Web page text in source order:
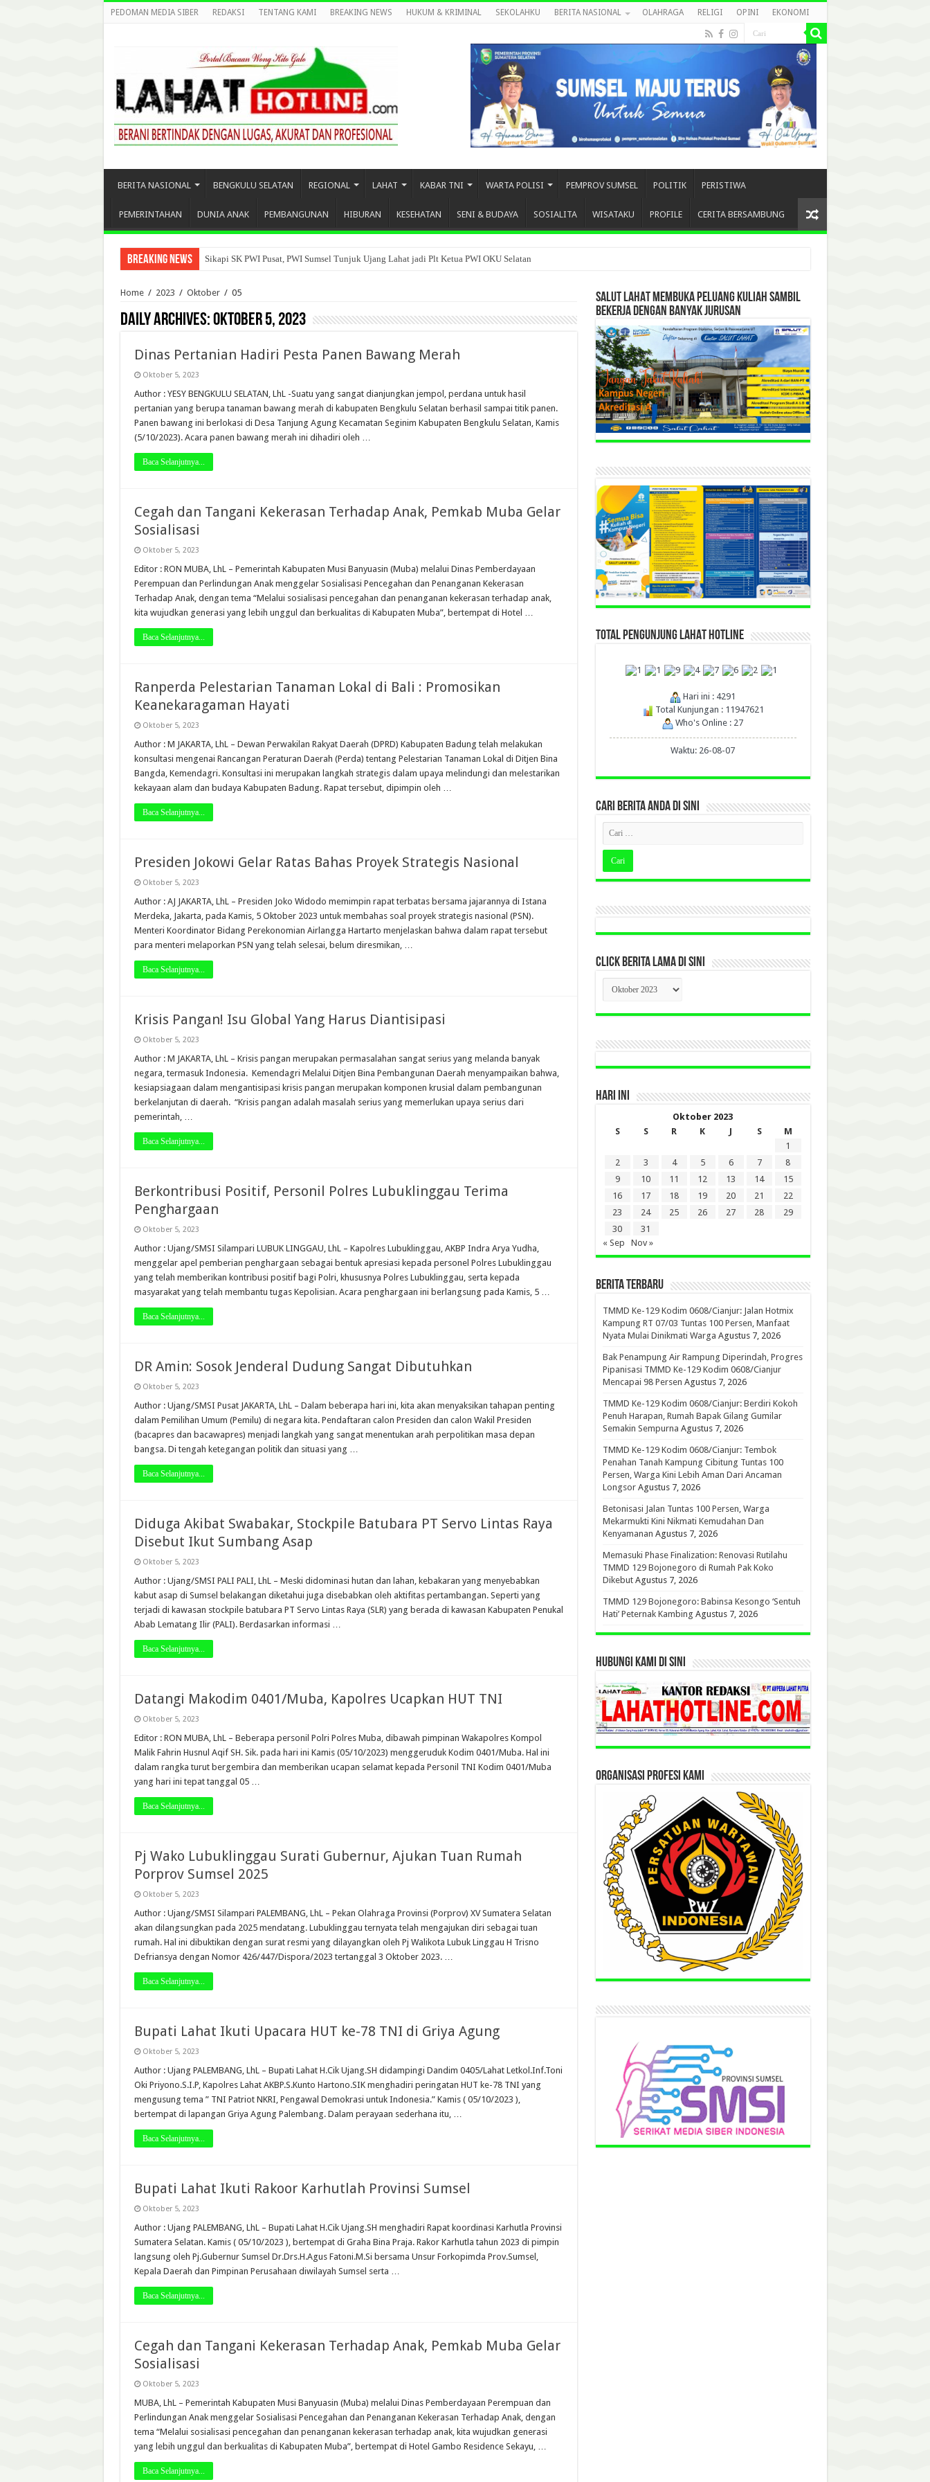
PEDOMAN MEDIA SIBER REDAKSI TENTANG KAMI BREAKING NEWS HUKUM & KRIMINAL SEKOLAHKU BERITA NASIONAL OLAHRAGA RELIGI OPINI EKONOMI
BERITA NASIONAL BENGKULU SELATAN REGIONAL LAHAT KABAR TNI WARTA POLISI PEMPROV SUMSEL POLITIK PERISTIWA
PEMERINTAHAN DUNIA ANAK PEMBANGUNAN HIBURAN KESEHATAN SENI & BUDAYA SOSIALITA WISATAKU PROFILE CERITA BERSAMBUNG
Breaking News Sikapi SK PWI Pusat, PWI Sumsel Tunjuk Ujang Lahat jadi Plt Ketua PWI OKU Selatan
Home / 2023 / Oktober / 05
Daily Archives:Oktober 5, 2023
Dinas Pertanian Hadiri Pesta Panen Bawang Merah
Oktober 5, 2023
Author : YESY BENGKULU SELATAN, LhL -Suatu yang sangat dianjungkan jempol, perdana untuk hasil
pertanian yang berupa tanaman bawang merah di kabupaten Bengkulu Selatan berhasil sampai titik panen.
Panen bawang ini berlokasi di Desa Tanjung Agung Kecamatan Seginim Kabupaten Bengkulu Selatan, Kamis
(5/10/2023). Acara panen bawang merah ini dihadiri oleh …
Baca Selanjutnya...
Cegah dan Tangani Kekerasan Terhadap Anak, Pemkab Muba Gelar
Sosialisasi
Oktober 5, 2023
Editor : RON MUBA, LhL – Pemerintah Kabupaten Musi Banyuasin (Muba) melalui Dinas Pemberdayaan
Perempuan dan Perlindungan Anak menggelar Sosialisasi Pencegahan dan Penanganan Kekerasan
Terhadap Anak, dengan tema “Melalui sosialisasi pencegahan dan penanganan kekerasan terhadap anak,
kita wujudkan generasi yang lebih unggul dan berkualitas di Kabupaten Muba”, bertempat di Hotel …
Baca Selanjutnya...
Ranperda Pelestarian Tanaman Lokal di Bali : Promosikan
Keanekaragaman Hayati
Oktober 5, 2023
Author : M JAKARTA, LhL – Dewan Perwakilan Rakyat Daerah (DPRD) Kabupaten Badung telah melakukan
konsultasi mengenai Rancangan Peraturan Daerah (Perda) tentang Pelestarian Tanaman Lokal di Ditjen Bina
Bangda, Kemendagri. Konsultasi ini merupakan langkah strategis dalam upaya melindungi dan melestarikan
kekayaan alam dan budaya Kabupaten Badung. Rapat tersebut, dipimpin oleh …
Baca Selanjutnya...
Presiden Jokowi Gelar Ratas Bahas Proyek Strategis Nasional
Oktober 5, 2023
Author : AJ JAKARTA, LhL – Presiden Joko Widodo memimpin rapat terbatas bersama jajarannya di Istana
Merdeka, Jakarta, pada Kamis, 5 Oktober 2023 untuk membahas soal proyek strategis nasional (PSN).
Menteri Koordinator Bidang Perekonomian Airlangga Hartarto menjelaskan bahwa dalam rapat tersebut
para menteri melaporkan PSN yang telah selesai, belum diresmikan, …
Baca Selanjutnya...
Krisis Pangan! Isu Global Yang Harus Diantisipasi
Oktober 5, 2023
Author : M JAKARTA, LhL – Krisis pangan merupakan permasalahan sangat serius yang melanda banyak
negara, termasuk Indonesia. Kemendagri Melalui Ditjen Bina Pembangunan Daerah menyampaikan bahwa,
kesiapsiagaan dalam mengantisipasi krisis pangan merupakan komponen krusial dalam pembangunan
berkelanjutan di daerah. “Krisis pangan adalah masalah serius yang memerlukan upaya serius dari
pemerintah, …
Baca Selanjutnya...
Berkontribusi Positif, Personil Polres Lubuklinggau Terima
Penghargaan
Oktober 5, 2023
Author : Ujang/SMSI Silampari LUBUK LINGGAU, LhL – Kapolres Lubuklinggau, AKBP Indra Arya Yudha,
menggelar apel pemberian penghargaan sebagai bentuk apresiasi kepada personel Polres Lubuklinggau
yang telah memberikan kontribusi positif bagi Polri, khususnya Polres Lubuklinggau, serta kepada
masyarakat yang telah membantu tugas Kepolisian. Acara penghargaan ini berlangsung pada Kamis, 5 …
Baca Selanjutnya...
DR Amin: Sosok Jenderal Dudung Sangat Dibutuhkan
Oktober 5, 2023
Author : Ujang/SMSI Pusat JAKARTA, LhL – Dalam beberapa hari ini, kita akan menyaksikan tahapan penting
dalam Pemilihan Umum (Pemilu) di negara kita. Pendaftaran calon Presiden dan calon Wakil Presiden
(bacapres dan bacawapres) menjadi langkah yang sangat menentukan arah perpolitikan masa depan
bangsa. Di tengah ketegangan politik dan situasi yang …
Baca Selanjutnya...
Diduga Akibat Swabakar, Stockpile Batubara PT Servo Lintas Raya
Disebut Ikut Sumbang Asap
Oktober 5, 2023
Author : Ujang/SMSI PALI PALI, LhL – Meski didominasi hutan dan lahan, kebakaran yang menyebabkan
kabut asap di Sumsel belakangan diketahui juga disebabkan oleh aktifitas pertambangan. Seperti yang
terjadi di kawasan stockpile batubara PT Servo Lintas Raya (SLR) yang berada di kawasan Kabupaten Penukal
Abab Lematang Ilir (PALI). Berdasarkan informasi …
Baca Selanjutnya...
Datangi Makodim 0401/Muba, Kapolres Ucapkan HUT TNI
Oktober 5, 2023
Editor : RON MUBA, LhL – Beberapa personil Polri Polres Muba, dibawah pimpinan Wakapolres Kompol
Malik Fahrin Husnul Aqif SH. Sik. pada hari ini Kamis (05/10/2023) menggeruduk Kodim 0401/Muba. Hal ini
dalam rangka turut bergembira dan memberikan ucapan selamat kepada Personil TNI Kodim 0401/Muba
yang hari ini tepat tanggal 05 …
Baca Selanjutnya...
Pj Wako Lubuklinggau Surati Gubernur, Ajukan Tuan Rumah
Porprov Sumsel 2025
Oktober 5, 2023
Author : Ujang/SMSI Silampari PALEMBANG, LhL – Pekan Olahraga Provinsi (Porprov) XV Sumatera Selatan
akan dilangsungkan pada 2025 mendatang. Lubuklinggau ternyata telah mengajukan diri sebagai tuan
rumah. Hal ini dibuktikan dengan surat resmi yang dilayangkan oleh Pj Walikota Lubuk Linggau H Trisno
Defriansya dengan Nomor 426/447/Dispora/2023 tertanggal 3 Oktober 2023. …
Baca Selanjutnya...
Bupati Lahat Ikuti Upacara HUT ke-78 TNI di Griya Agung
Oktober 5, 2023
Author : Ujang PALEMBANG, LhL – Bupati Lahat H.Cik Ujang.SH didampingi Dandim 0405/Lahat Letkol.Inf.Toni
Oki Priyono.S.I.P, Kapolres Lahat AKBP.S.Kunto Hartono.SIK menghadiri peringatan HUT ke-78 TNI yang
mengusung tema ” TNI Patriot NKRI, Pengawal Demokrasi untuk Indonesia.” Kamis ( 05/10/2023 ),
bertempat di lapangan Griya Agung Palembang. Dalam perayaan sederhana itu, …
Baca Selanjutnya...
Bupati Lahat Ikuti Rakoor Karhutlah Provinsi Sumsel
Oktober 5, 2023
Author : Ujang PALEMBANG, LhL – Bupati Lahat H.Cik Ujang.SH menghadiri Rapat koordinasi Karhutla Provinsi
Sumatera Selatan. Kamis ( 05/10/2023 ), bertempat di Graha Bina Praja. Rakor Karhutla tahun 2023 di pimpin
langsung oleh Pj.Gubernur Sumsel Dr.Drs.H.Agus Fatoni.M.Si bersama Unsur Forkopimda Prov.Sumsel,
Kepala Daerah dan Pimpinan Perusahaan diwilayah Sumsel serta …
Baca Selanjutnya...
Cegah dan Tangani Kekerasan Terhadap Anak, Pemkab Muba Gelar
Sosialisasi
Oktober 5, 2023
MUBA, LhL – Pemerintah Kabupaten Musi Banyuasin (Muba) melalui Dinas Pemberdayaan Perempuan dan
Perlindungan Anak menggelar Sosialisasi Pencegahan dan Penanganan Kekerasan Terhadap Anak, dengan
tema “Melalui sosialisasi pencegahan dan penanganan kekerasan terhadap anak, kita wujudkan generasi
yang lebih unggul dan berkualitas di Kabupaten Muba”, bertempat di Hotel Gambo Residence Sekayu, …
Baca Selanjutnya...
SALUT LAHAT MEMBUKA PELUANG KULIAH SAMBIL
BEKERJA DENGAN BANYAK JURUSAN
TOTAL PENGUNJUNG LAHAT HOTLINE
Hari ini : 4291
Total Kunjungan : 11947621
Who's Online : 27
Waktu: 26-08-07
CARI BERITA ANDA DI SINI
CLICK BERITA LAMA DI SINI
CLICK
BERITA
LAMA
DI
HARI INI
Oktober 2023
S
S R K J S
M
1
2
3 4 5 6 7
8
9
10 11 12 13 14
15
16
17 18 19 20 21
22
23
24 25 26 27 28
29
30
31
« Sep
Nov »
BERITA TERBARU
TMMD Ke-129 Kodim 0608/Cianjur: Jalan Hotmix
Kampung RT 07/03 Tuntas 100 Persen, Manfaat
Nyata Mulai Dinikmati Warga Agustus 7, 2026
Bak Penampung Air Rampung Diperindah, Progres
Pipanisasi TMMD Ke-129 Kodim 0608/Cianjur
Mencapai 98 Persen Agustus 7, 2026
TMMD Ke-129 Kodim 0608/Cianjur: Berdiri Kokoh
Penuh Harapan, Rumah Bapak Gilang Gumilar
Semakin Sempurna Agustus 7, 2026
TMMD Ke-129 Kodim 0608/Cianjur: Tembok
Penahan Tanah Kampung Cibitung Tuntas 100
Persen, Warga Kini Lebih Aman Dari Ancaman
Longsor Agustus 7, 2026
Betonisasi Jalan Tuntas 100 Persen, Warga
Mekarmukti Kini Nikmati Kemudahan Dan
Kenyamanan Agustus 7, 2026
Memasuki Phase Finalization: Renovasi Rutilahu
TMMD 129 Bojonegoro di Rumah Pak Koko
Dikebut Agustus 7, 2026
TMMD 129 Bojonegoro: Babinsa Kesongo ‘Sentuh
Hati’ Peternak Kambing Agustus 7, 2026
HUBUNGI KAMI DI SINI
ORGANISASI PROFESI KAMI